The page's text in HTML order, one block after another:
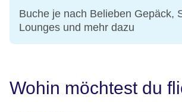
Buche je nach Belieben Gepäck,
Lounges und mehr dazu
Wohin möchtest du